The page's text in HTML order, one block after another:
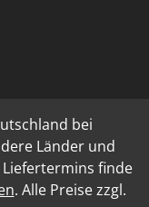
bei
Länder und
finde
. Alle Preise zzgl.